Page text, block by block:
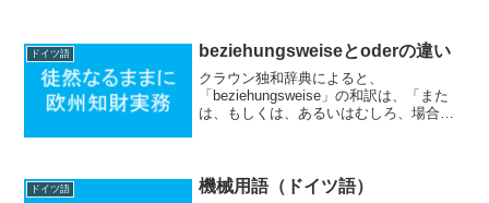
ドイツ語 beziehungsweiseとoderの違い
クラウン独和辞典によると、
「beziehungsweise」の和訳は、「また
は、もしくは、あるいはむしろ、場合に
ら...
ドイツ語 機械用語（ドイツ語）